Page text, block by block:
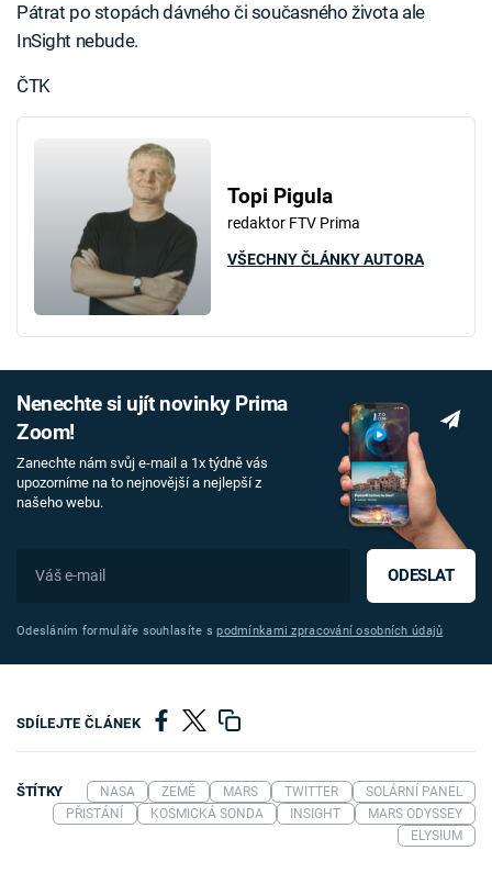
Pátrat po stopách dávného či současného života ale
InSight nebude.
ČTK
Topi Pigula
redaktor FTV Prima
VŠECHNY ČLÁNKY AUTORA
Nenechte si ujít novinky Prima
Zoom!
Zanechte nám svůj e-mail a 1x týdně vás
upozorníme na to nejnovější a nejlepší z
našeho webu.
ODESLAT
Odesláním formuláře souhlasíte spodmínkami zpracování osobních údajů
SDÍLEJTE ČLÁNEK
ŠTÍTKY NASA ZEMĚ MARS TWITTER
SOLÁRNÍ PANEL
PŘISTÁNÍ
KOSMICKÁ SONDA INSIGHT
MARS ODYSSEY
ELYSIUM